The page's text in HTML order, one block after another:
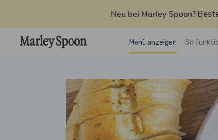
Neu bei Marley Spoon?
Menü anzeigen So